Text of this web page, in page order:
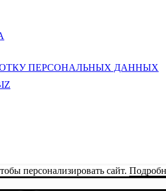
ПЕРСОНАЛЬНЫХ ДАННЫХ
персонализировать сайт.